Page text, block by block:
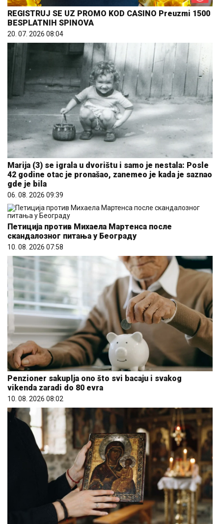
REGISTRUJ SE UZ PROMO KOD CASINO Preuzmi 1500
BESPLATNIH SPINOVA
20. 07. 2026 08:04
Marija (3) se igrala u dvorištu i samo je nestala: Posle
42 godine otac je pronašao, zanemeo je kada je saznao
gde je bila
06. 08. 2026 09:39
Петиција против Михаела Мартенса после
скандалозног питања у Београду
10. 08. 2026 07:58
Penzioner sakuplja ono što svi bacaju i svakog
vikenda zaradi do 80 evra
10. 08. 2026 08:02